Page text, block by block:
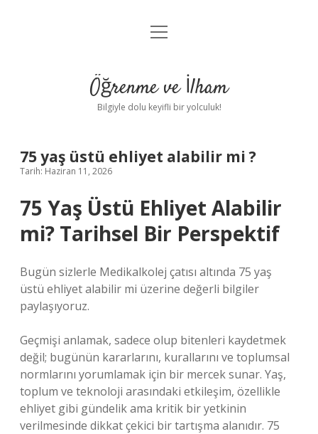
Anasayfa
Yasal Uyarı
menüyü
Öğrenme ve İlham
Bilgiyle dolu keyifli bir yolculuk!
75 yaş üstü ehliyet alabilir mi ?
Tarih: Haziran 11, 2026
75 Yaş Üstü Ehliyet Alabilir
mi? Tarihsel Bir Perspektif
Bugün sizlerle Medikalkolej çatısı altında 75 yaş
üstü ehliyet alabilir mi üzerine değerli bilgiler
paylaşıyoruz.
Geçmişi anlamak, sadece olup bitenleri kaydetmek
değil; bugünün kararlarını, kurallarını ve toplumsal
normlarını yorumlamak için bir mercek sunar. Yaş,
toplum ve teknoloji arasındaki etkileşim, özellikle
ehliyet gibi gündelik ama kritik bir yetkinin
verilmesinde dikkat çekici bir tartışma alanıdır. 75